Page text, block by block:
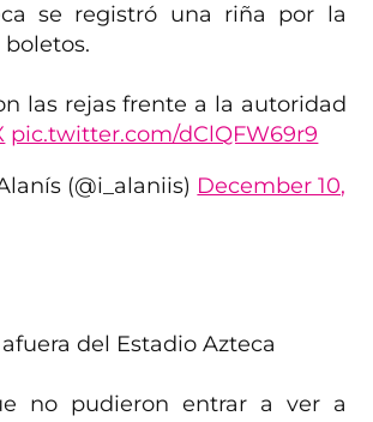
se registró una riña por la
las rejas frente a la autoridad
pic.twitter.com/dClQFW69r9
(@i_alaniis) December 10,
del Estadio Azteca
no pudieron entrar a ver a